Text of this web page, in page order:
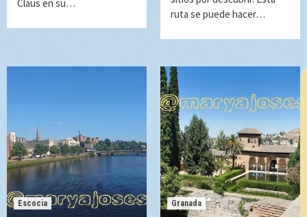
Claus en su…
ruta se puede hacer…
Escocia Granada